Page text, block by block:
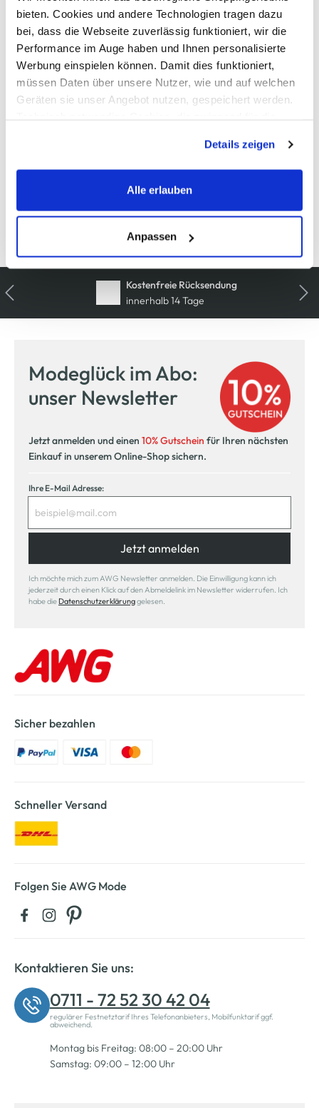
bieten. Cookies und andere Technologien tragen dazu
bei, dass die Webseite zuverlässig funktioniert, wir die
Performance im Auge haben und Ihnen personalisierte
Werbung einspielen können. Damit dies funktioniert,
müssen Daten über unsere Nutzer, wie und auf welchen
Geräten sie unser Angebot nutzen, gespeichert werden.
werden, werden bei der Nutzung der Webseite auf jeden
Fall gesetzt. Cookies von Drittanbietern für Analyse- oder
Trackingzwecke werden nur dann aktiviert, wenn Sie das
erlauben" bzw. "Alle erlauben" klicken. Mehr dazu
(einschließlich der Möglichkeit, die Einwilligungserklärung
zu ändern oder zu widerrufen) erfahren Sie in unserem
Cookie-Hinweisbzw. derDatenschutzerklärung.
Details zeigen
Alle erlauben
Anpassen
AWG Artikelnummer
907396-weiss
Material
Außenmaterial: 5% Elasthan, 95% Baumwolle
Details zur Produktsicherheit anzeigen
Kostenfreie Rücksendung
innerhalb 14 Tage
Modeglück im Abo:
unser Newsletter
Jetzt anmelden und einen 10% Gutschein für Ihren nächsten
Einkauf in unserem Online-Shop sichern.
Ihre E-Mail Adresse:
Jetzt anmelden
Ich möchte mich zum AWG Newsletter anmelden. Die Einwilligung kann ich
jederzeit durch einen Klick auf den Abmeldelink im Newsletter widerrufen. Ich
habe die Datenschutzerklärunggelesen.
Sicher bezahlen
Schneller Versand
Folgen Sie AWG Mode
Kontaktieren Sie uns:
0711 - 72 52 30 42 04
regulärer Festnetztarif Ihres Telefonanbieters, Mobilfunktarif ggf.
abweichend.
Montag bis Freitag: 08:00 – 20:00 Uhr
Samstag: 09:00 – 12:00 Uhr